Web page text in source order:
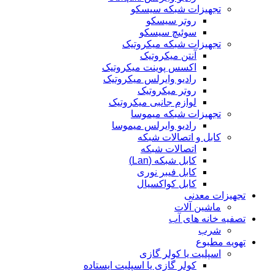
تجهیزات شبکه سیسکو
روتر سیسکو
سوئیچ سیسکو
تجهیزات شبکه میکروتیک
آنتن میکروتیک
اکسس پوینت میکروتیک
رادیو وایرلس میکروتیک
روتر میکروتیک
لوازم جانبی میکروتیک
تجهیزات شبکه میموسا
رادیو وایرلس میموسا
کابل و اتصالات شبکه
اتصالات شبکه
کابل شبکه (Lan)
کابل فیبر نوری
کابل کواکسیال
تجهیزات معدنی
ماشین آلات
تصفیه خانه های آب
شرب
تهویه مطبوع
اسپلیت یا کولر گازی
کولر گازی یا اسپلیت ایستاده